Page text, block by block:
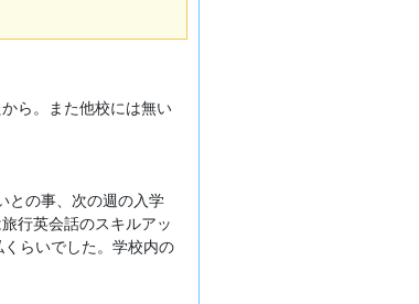
ら。また他校には無い
との事、次の週の入学
行英会話のスキルアッ
らいでした。学校内の